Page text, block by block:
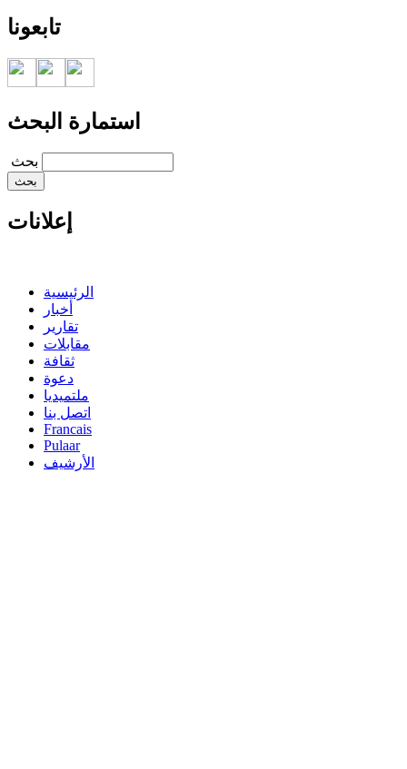
تابعونا
استمارة البحث
‏بحث ‏
إعلانات
الرئيسية
أخبار
تقارير
مقابلات
ثقافة
دعوة
ملتميديا
اتصل بنا
Francais
Pulaar
الأرشيف